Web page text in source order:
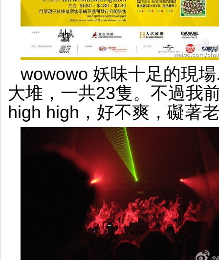
wowowo 妖味十足的現
大堆，一共23隻。不過我
high high，好不爽，礙著